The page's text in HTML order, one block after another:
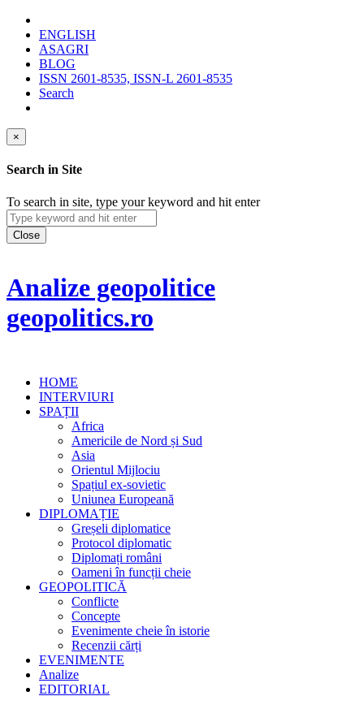
ENGLISH
ASAGRI
BLOG
ISSN 2601-8535, ISSN-L 2601-8535
Search
×
Search in Site
To search in site, type your keyword and hit enter
Close
Analize geopolitice
geopolitics.ro
HOME
INTERVIURI
SPAȚII
Africa
Americile de Nord și Sud
Asia
Orientul Mijlociu
Spațiul ex-sovietic
Uniunea Europeană
DIPLOMAȚIE
Greșeli diplomatice
Protocol diplomatic
Diplomați români
Oameni în funcții cheie
GEOPOLITICĂ
Conflicte
Concepte
Evenimente cheie în istorie
Recenzii cărți
EVENIMENTE
Analize
EDITORIAL